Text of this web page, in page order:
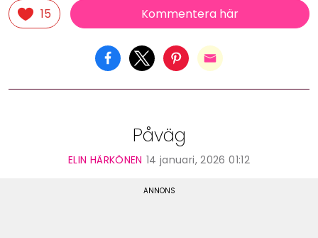
15 Kommentera här
Påväg
ELIN HÄRKÖNEN 14 januari, 2026 01:12